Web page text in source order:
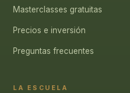
Masterclasses gratuitas
Precios e inversión
Preguntas frecuentes
LA ESCUELA